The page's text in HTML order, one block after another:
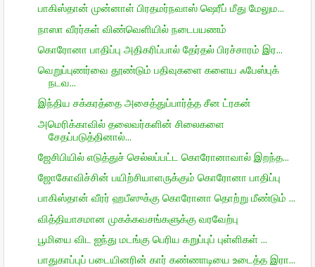
பாகிஸ்தான் முன்னாள் பிரதமர்நவாஸ் ஷெரீப் மீது மேலும...
நாஸா வீரர்கள் விண்வெளியில் நடைபயணம்
கொரோனா பாதிப்பு அதிகரிப்பால் தேர்தல் பிரச்சாரம் இர...
வெறுப்புணர்வை தூண்டும் பதிவுகளை களைய ஃபேஸ்புக்
நடவ...
இந்திய சக்கரத்தை அசைத்துப்பார்த்த சீன ட்ரகன்
அமெரிக்காவில் தலைவர்களின் சிலைகளை
சேதப்படுத்தினால்...
ஜேசிபியில் எடுத்துச் செல்லப்பட்ட கொரோனாவால் இறந்த...
ஜோகோவிச்சின் பயிற்சியாளருக்கும் கொரோனா பாதிப்பு
பாகிஸ்தான் வீரர் ஹபீஸுக்கு கொரோனா தொற்று மீண்டும் ...
வித்தியாசமான முகக்கவசங்களுக்கு வரவேற்பு
பூமியை விட ஐந்து மடங்கு பெரிய கறுப்புப் புள்ளிகள் ...
பாதுகாப்புப் படையினரின் கார் கண்ணாடியை உடைத்த இரா...